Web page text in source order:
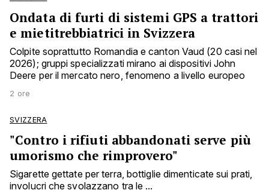
Ondata di furti di sistemi GPS a trattori
e mietitrebbiatrici in Svizzera
Colpite soprattutto Romandia e canton Vaud (20 casi nel
2026); gruppi specializzati mirano ai dispositivi John
Deere per il mercato nero, fenomeno a livello europeo
2 ore
SVIZZERA
"Contro i rifiuti abbandonati serve più
umorismo che rimprovero"
Sigarette gettate per terra, bottiglie dimenticate sui prati,
involucri che svolazzano tra le ...